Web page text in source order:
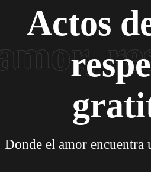
Actos
Donde el amor encuentra